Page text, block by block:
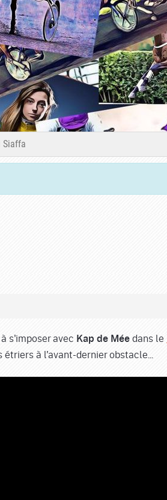
Siaffa
s'imposer avec Kap de Mée dans le
étriers à l'avant-dernier obstacle...